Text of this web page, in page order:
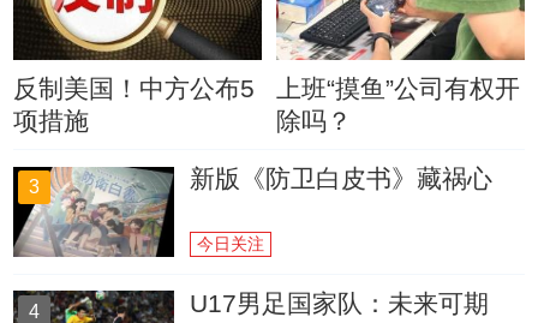
反制美国！中方公布5
项措施
上班“摸鱼”公司有权开
除吗？
3 新版《防卫白皮书》藏祸心
今日关注
4 U17男足国家队：未来可期